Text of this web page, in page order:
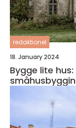
redaktionel
18. January 2024
Bygge lite